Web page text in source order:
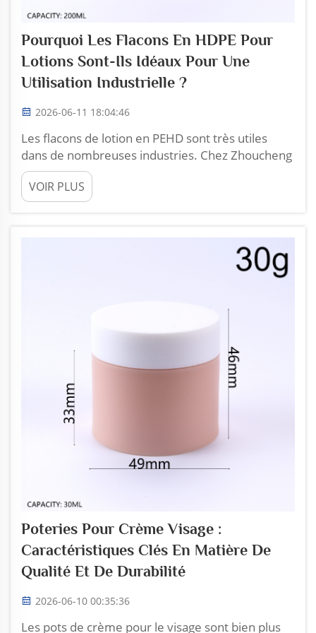
Pourquoi Les Flacons En HDPE Pour
Lotions Sont-Ils Idéaux Pour Une
Utilisation Industrielle ?
2026-06-11 18:04:46
Les flacons de lotion en PEHD sont très utiles
dans de nombreuses industries. Chez Zhoucheng
Plastic, nous comprenons l'importance de
disposer de flacons fiables pour divers produits.
Ces flacons sont fabriqués en polyéthylène haute
VOIR PLUS
Poteries Pour Crème Visage :
Caractéristiques Clés En Matière De
Qualité Et De Durabilité
2026-06-10 00:35:36
Les pots de crème pour le visage sont bien plus